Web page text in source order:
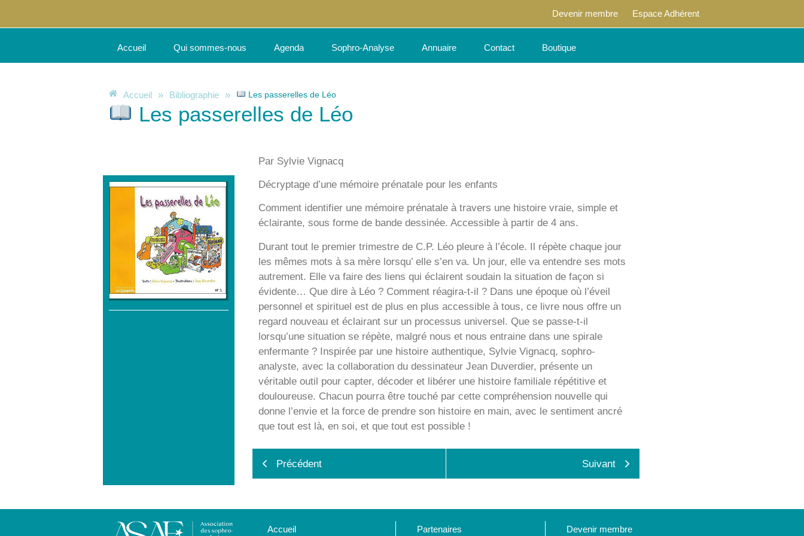
Devenir membre Espace Adhérent
Accueil Qui sommes-nous Agenda Sophro-Analyse Annuaire Contact Boutique
Accueil » Bibliographie » Les passerelles de Léo
Les passerelles de Léo
Par Sylvie Vignacq
Décryptage d’une mémoire prénatale pour les enfants
Comment identifier une mémoire prénatale à travers une histoire vraie, simple et
éclairante, sous forme de bande dessinée. Accessible à partir de 4 ans.
Durant tout le premier trimestre de C.P. Léo pleure à l’école. Il répète chaque jour
les mêmes mots à sa mère lorsqu’ elle s’en va. Un jour, elle va entendre ses mots
autrement. Elle va faire des liens qui éclairent soudain la situation de façon si
évidente… Que dire à Léo ? Comment réagira-t-il ? Dans une époque où l’éveil
personnel et spirituel est de plus en plus accessible à tous, ce livre nous offre un
regard nouveau et éclairant sur un processus universel. Que se passe-t-il
lorsqu’une situation se répète, malgré nous et nous entraine dans une spirale
enfermante ? Inspirée par une histoire authentique, Sylvie Vignacq, sophro-
analyste, avec la collaboration du dessinateur Jean Duverdier, présente un
véritable outil pour capter, décoder et libérer une histoire familiale répétitive et
douloureuse. Chacun pourra être touché par cette compréhension nouvelle qui
donne l’envie et la force de prendre son histoire en main, avec le sentiment ancré
que tout est là, en soi, et que tout est possible !
Précédent Suivant
Accueil Partenaires Devenir membre